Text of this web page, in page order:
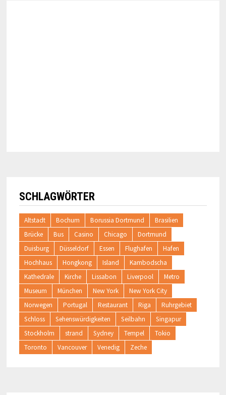
SCHLAGWÖRTER
Altstadt Bochum Borussia Dortmund
Brasilien
Brücke
Bus Casino Chicago
Dortmund
Duisburg
Düsseldorf Essen Flughafen
Hafen
Hochhaus
Hongkong Island
Kambodscha
Kathedrale
Kirche Lissabon Liverpool
Metro
Museum
München New York
New York City
Norwegen
Portugal Restaurant Riga
Ruhrgebiet
Schloss
Sehenswürdigkeiten Seilbahn
Singapur
Stockholm
strand Sydney Tempel
Tokio
Toronto
Vancouver Venedig Zeche